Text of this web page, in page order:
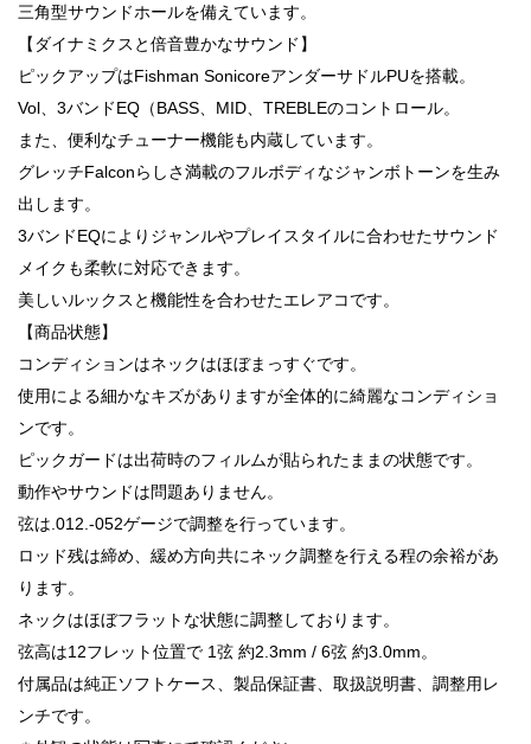
三角型サウンドホールを備えています。
【ダイナミクスと倍音豊かなサウンド】
ピックアップはFishman SonicoreアンダーサドルPUを搭載。
Vol、3バンドEQ（BASS、MID、TREBLEのコントロール。
また、便利なチューナー機能も内蔵しています。
グレッチFalconらしさ満載のフルボディなジャンボトーンを生み
出します。
3バンドEQによりジャンルやプレイスタイルに合わせたサウンド
メイクも柔軟に対応できます。
美しいルックスと機能性を合わせたエレアコです。
【商品状態】
コンディションはネックはほぼまっすぐです。
使用による細かなキズがありますが全体的に綺麗なコンディショ
ンです。
ピックガードは出荷時のフィルムが貼られたままの状態です。
動作やサウンドは問題ありません。
弦は.012.-052ゲージで調整を行っています。
ロッド残は締め、緩め方向共にネック調整を行える程の余裕があ
ります。
ネックはほぼフラットな状態に調整しております。
弦高は12フレット位置で 1弦 約2.3mm / 6弦 約3.0mm。
付属品は純正ソフトケース、製品保証書、取扱説明書、調整用レ
ンチです。